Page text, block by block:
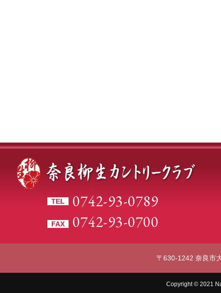
TEL 0742-93-0789
FAX 0742-93-0700
〒630-1242 奈良市
Copyright © 2021